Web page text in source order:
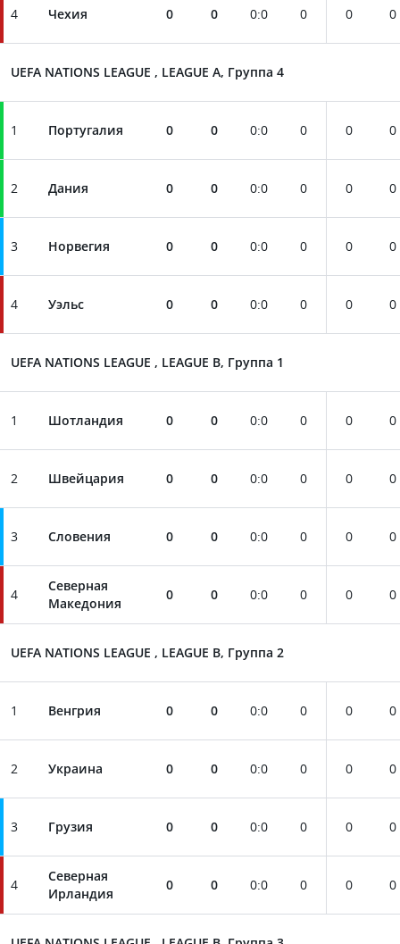
4 Чехия 0 0 0:0 0 0 0
UEFA NATIONS LEAGUE , LEAGUE A, Группа 4
1 Португалия 0 0 0:0 0 0 0
2 Дания 0 0 0:0 0 0 0
3 Норвегия 0 0 0:0 0 0 0
4 Уэльс 0 0 0:0 0 0 0
UEFA NATIONS LEAGUE , LEAGUE B, Группа 1
1 Шотландия 0 0 0:0 0 0 0
2 Швейцария 0 0 0:0 0 0 0
3 Словения 0 0 0:0 0 0 0
4
Северная
Македония
0 0 0:0 0 0 0
UEFA NATIONS LEAGUE , LEAGUE B, Группа 2
1 Венгрия 0 0 0:0 0 0 0
2 Украина 0 0 0:0 0 0 0
3 Грузия 0 0 0:0 0 0 0
4
Северная
Ирландия
0 0 0:0 0 0 0